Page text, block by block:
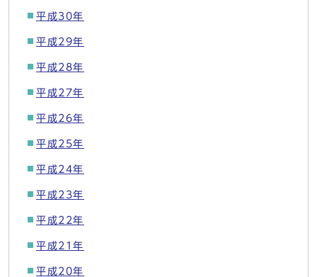
平成30年
平成29年
平成28年
平成27年
平成26年
平成25年
平成24年
平成23年
平成22年
平成21年
平成20年